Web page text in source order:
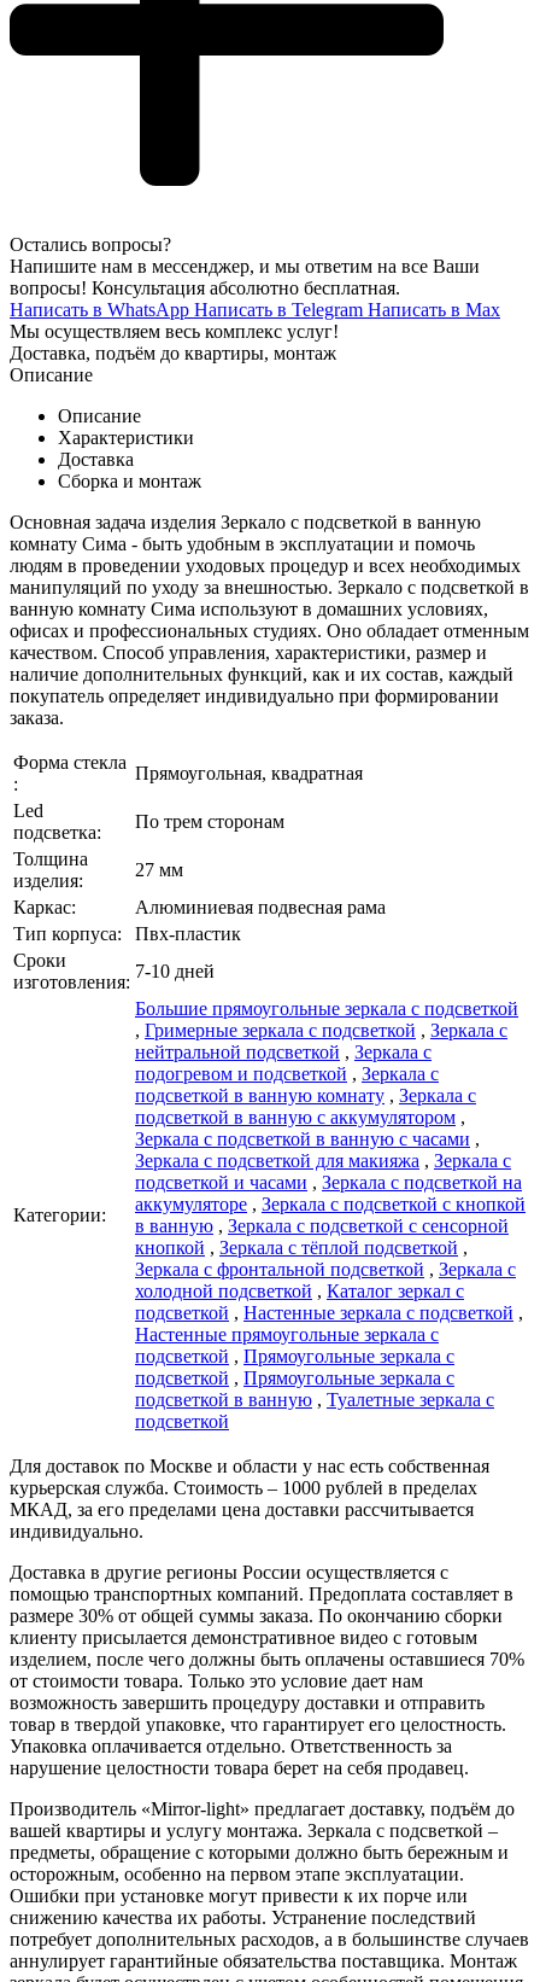
Остались вопросы?
Напишите нам в мессенджер, и мы ответим на все Ваши
вопросы! Консультация абсолютно бесплатная.
Написать в WhatsApp Написать в Telegram Написать в Max
Мы осуществляем весь комплекс услуг!
Доставка, подъём до квартиры, монтаж
Описание
Описание
Характеристики
Доставка
Сборка и монтаж
Основная задача изделия Зеркало с подсветкой в ванную
комнату Сима - быть удобным в эксплуатации и помочь
людям в проведении уходовых процедур и всех необходимых
манипуляций по уходу за внешностью. Зеркало с подсветкой в
ванную комнату Сима используют в домашних условиях,
офисах и профессиональных студиях. Оно обладает отменным
качеством. Способ управления, характеристики, размер и
наличие дополнительных функций, как и их состав, каждый
покупатель определяет индивидуально при формировании
заказа.
Форма стекла
:
Прямоугольная, квадратная
Led
подсветка:
По трем сторонам
Толщина
изделия:
27 мм
Каркаc:
Алюминиевая подвесная рама
Тип корпуса:
Пвх-пластик
Сроки
изготовления:
7-10 дней
Категории:
Большие прямоугольные зеркала с подсветкой
, Гримерные зеркала с подсветкой , Зеркала с
нейтральной подсветкой , Зеркала с
подогревом и подсветкой , Зеркала с
подсветкой в ванную комнату , Зеркала с
подсветкой в ванную с аккумулятором ,
Зеркала с подсветкой в ванную с часами ,
Зеркала с подсветкой для макияжа , Зеркала с
подсветкой и часами , Зеркала с подсветкой на
аккумуляторе , Зеркала с подсветкой с кнопкой
в ванную , Зеркала с подсветкой с сенсорной
кнопкой , Зеркала с тёплой подсветкой ,
Зеркала с фронтальной подсветкой , Зеркала с
холодной подсветкой , Каталог зеркал c
подсветкой , Настенные зеркала с подсветкой ,
Настенные прямоугольные зеркала с
подсветкой , Прямоугольные зеркала с
подсветкой , Прямоугольные зеркала с
подсветкой в ванную , Туалетные зеркала с
подсветкой
Для доставок по Москве и области у нас есть собственная
курьерская служба. Стоимость – 1000 рублей в пределах
МКАД, за его пределами цена доставки рассчитывается
индивидуально.
Доставка в другие регионы России осуществляется с
помощью транспортных компаний. Предоплата составляет в
размере 30% от общей суммы заказа. По окончанию сборки
клиенту присылается демонстративное видео с готовым
изделием, после чего должны быть оплачены оставшиеся 70%
от стоимости товара. Только это условие дает нам
возможность завершить процедуру доставки и отправить
товар в твердой упаковке, что гарантирует его целостность.
Упаковка оплачивается отдельно. Ответственность за
нарушение целостности товара берет на себя продавец.
Производитель «Mirror-light» предлагает доставку, подъём до
вашей квартиры и услугу монтажа. Зеркала с подсветкой –
предметы, обращение с которыми должно быть бережным и
осторожным, особенно на первом этапе эксплуатации.
Ошибки при установке могут привести к их порче или
снижению качества их работы. Устранение последствий
потребует дополнительных расходов, а в большинстве случаев
аннулирует гарантийные обязательства поставщика. Монтаж